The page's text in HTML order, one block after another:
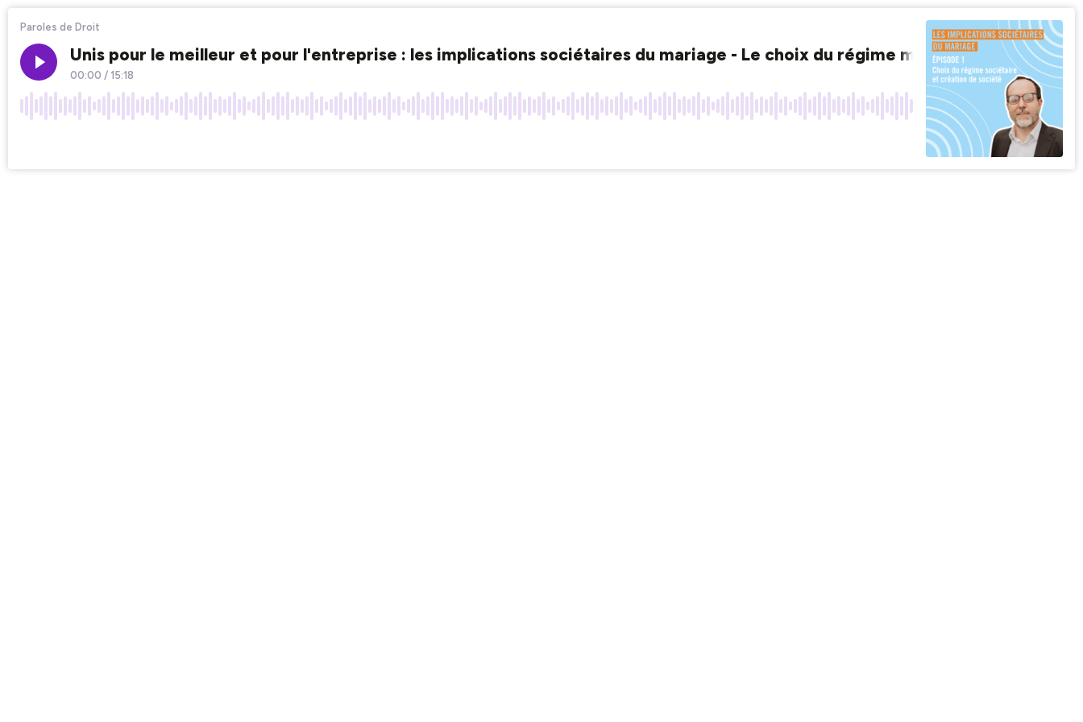
Paroles de Droit
Unis pour le meilleur et pour l'entreprise : les implications sociétaires du mariage - Le choix du régime matrimonial - Episode
00:00 /15:18